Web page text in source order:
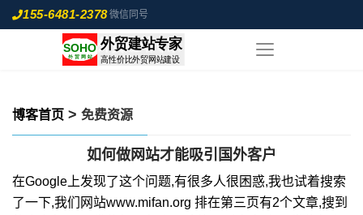
155-6481-2378微信同号
博客首页 > 免费资源
如何做网站才能吸引国外客户
在Google上发现了这个问题,有很多人很困惑,我也试着搜索
了一下,我们网站www.mifan.org 排在第三页有2个文章,搜到